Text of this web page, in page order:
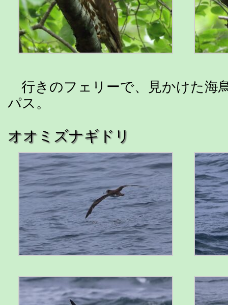
行きのフェリーで、見かけた海
パス。
オオミズナギドリ